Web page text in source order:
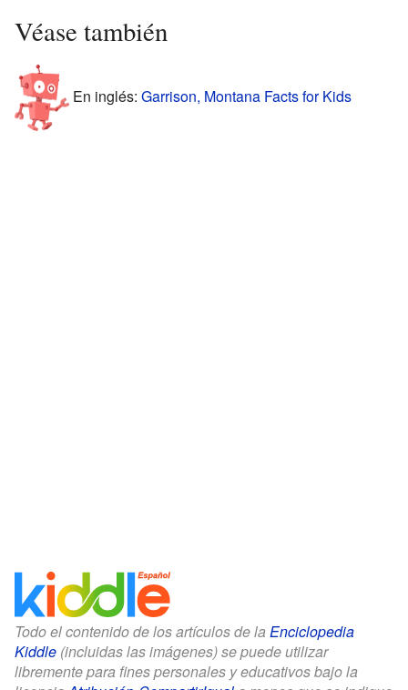
Véase también
En inglés: Garrison, Montana Facts for Kids
Todo el contenido de los artículos de la Enciclopedia
Kiddle (incluidas las imágenes) se puede utilizar
libremente para fines personales y educativos bajo la